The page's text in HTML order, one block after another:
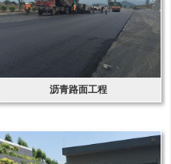
沥青路面工程